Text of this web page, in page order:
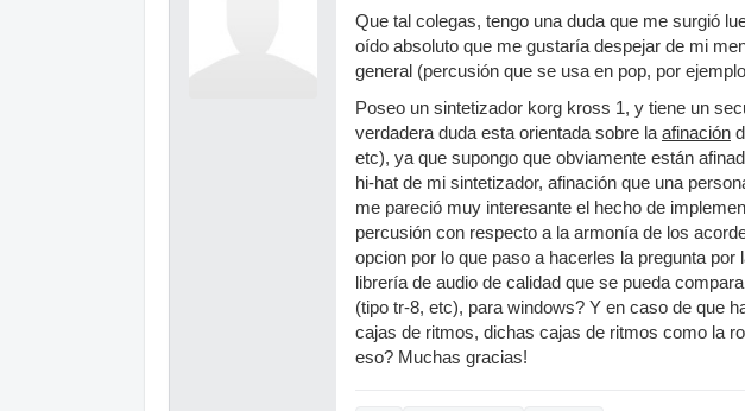
Que tal colegas, tengo una duda que me surgió
oído absoluto que me gustaría despejar de mi
general (percusión que se usa en pop, por
Poseo un sintetizador korg kross 1, y tiene un
verdadera duda esta orientada sobre la afinación
etc), ya que supongo que obviamente están
hi-hat de mi sintetizador, afinación que una
me pareció muy interesante el hecho de
percusión con respecto a la armonía de los
opcion por lo que paso a hacerles la pregunta
librería de audio de calidad que se pueda
(tipo tr-8, etc), para windows? Y en caso de que
cajas de ritmos, dichas cajas de ritmos como la
eso? Muchas gracias!